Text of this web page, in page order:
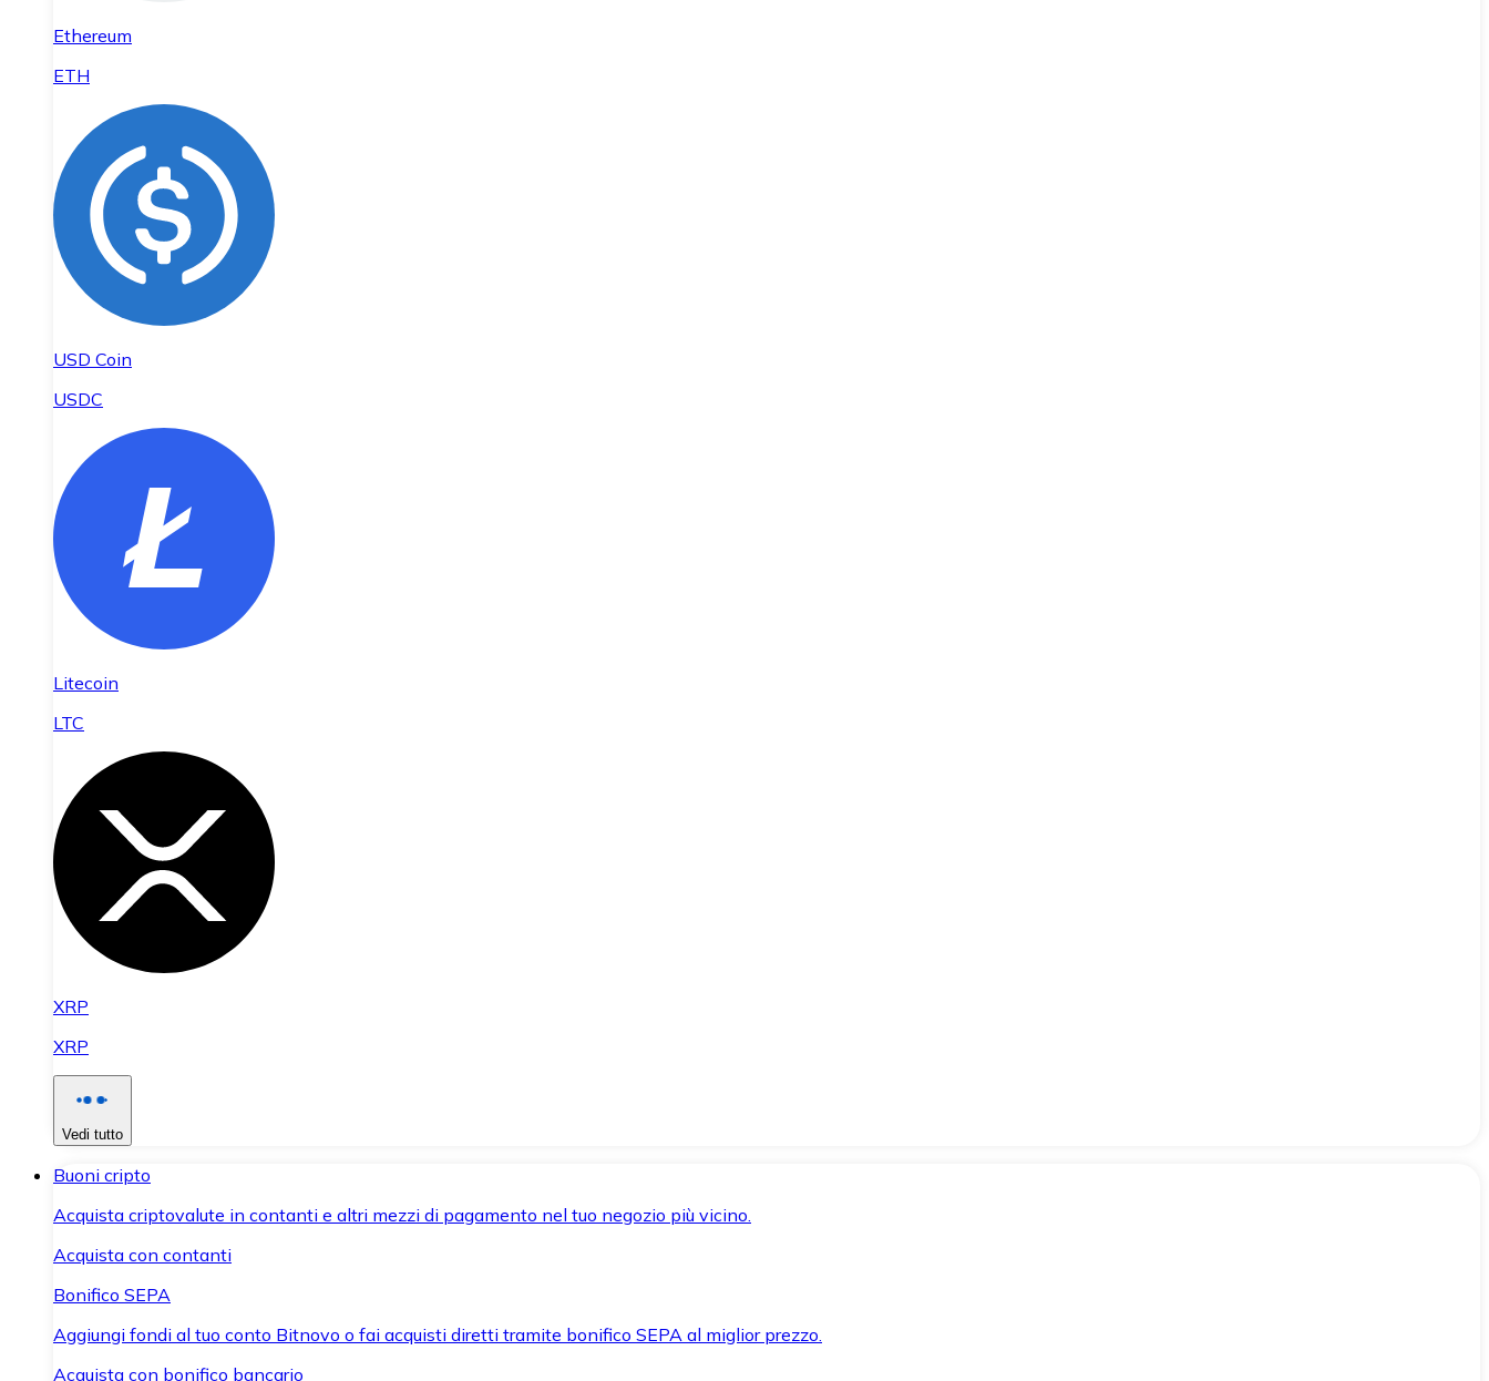
Ethereum
ETH
USD Coin
USDC
Litecoin
LTC
XRP
XRP
Vedi tutto
Buoni cripto
Acquista criptovalute in contanti e altri mezzi di pagamento nel tuo negozio più vicino.
Acquista con contanti
Bonifico SEPA
Aggiungi fondi al tuo conto Bitnovo o fai acquisti diretti tramite bonifico SEPA al miglior prezzo.
Acquista con bonifico bancario